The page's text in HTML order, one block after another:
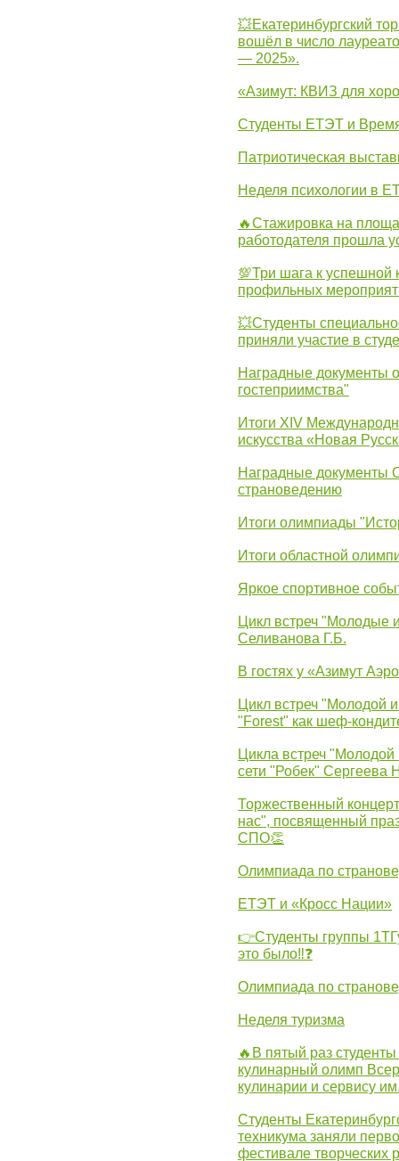
💥Екатеринбургский
вошёл в число
— 2025».
«Азимут: КВИЗ для
Студенты ЕТЭТ и
Патриотическая
Неделя психологии в
🔥Стажировка на
работодателя прошла
💯Три шага к успешной
профильных
💥Студенты
приняли участие в
Наградные документы
гостеприимства"
Итоги XIV
искусства «Новая
Наградные документы
страноведению
Итоги олимпиады
Итоги областной
Яркое спортивное
Цикл встреч "Молодые
Селиванова Г.Б.
В гостях у «Азимут
Цикл встреч "Молодой
"Forest" как шеф-
Цикла встреч
сети "Робек" Сергеева
Торжественный
нас", посвященный
СПО👏
Олимпиада по
ЕТЭТ и «Кросс Нации»
👉Студенты группы
это было‼❓
Олимпиада по
Неделя туризма
🔥В пятый раз
кулинарный олимп
кулинарии и сервису
Студенты
техникума заняли
фестивале